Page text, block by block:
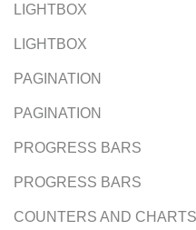
LIGHTBOX
LIGHTBOX
PAGINATION
PAGINATION
PROGRESS BARS
PROGRESS BARS
COUNTERS AND CHARTS